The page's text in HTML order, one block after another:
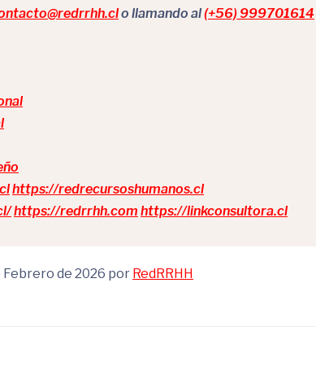
o llamando al(+56) 999701614
https://redrecursoshumanos.cl
https://redrrhh.com https://linkconsultora.cl
Febrero de 2026 por RedRRHH